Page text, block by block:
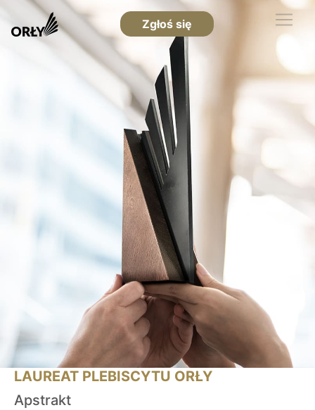
Zgłoś się
LAUREAT PLEBISCYTU ORŁY
Apstrakt